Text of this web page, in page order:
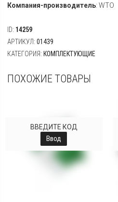
Компания-производитель: WTO
ID: 14259
АРТИКУЛ: 01439
КАТЕГОРИЯ: КОМПЛЕКТУЮЩИЕ
ПОХОЖИЕ ТОВАРЫ
ВВЕДИТЕ КОД
Ввод